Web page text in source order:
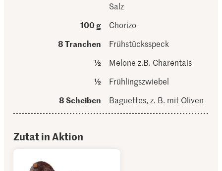
Salz
100 g
Chorizo
8 Tranchen
Frühstücksspeck
½
Melone z.B. Charentais
½
Frühlingszwiebel
8 Scheiben
Baguettes, z. B. mit Oliven
Zutat in Aktion